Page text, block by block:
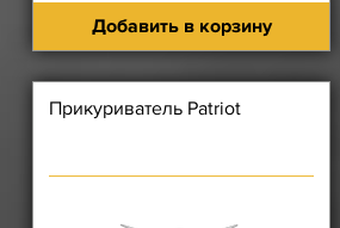
Добавить в корзину
Прикуриватель Patriot